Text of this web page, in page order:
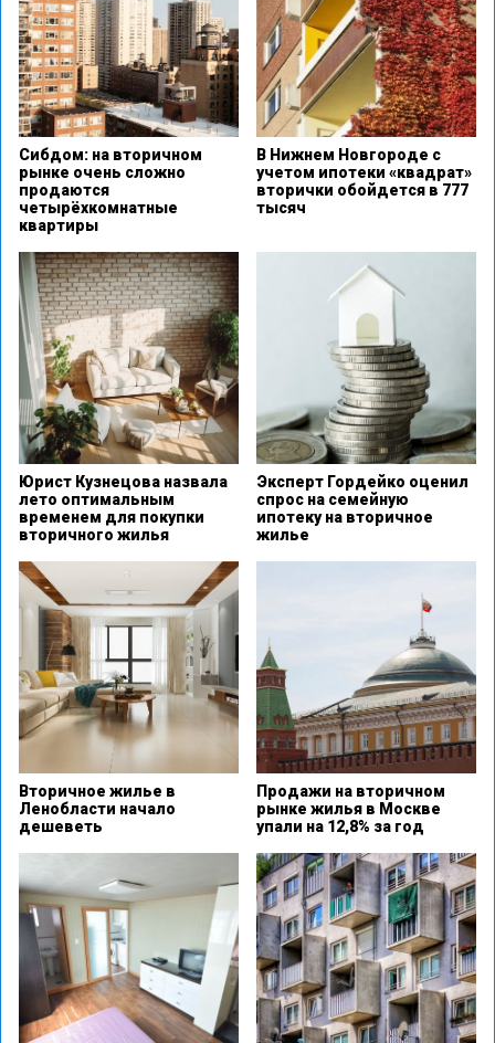
Сибдом: на вторичном
рынке очень сложно
продаются
четырёхкомнатные
квартиры
В Нижнем Новгороде с
учетом ипотеки «квадрат»
вторички обойдется в 777
тысяч
Юрист Кузнецова назвала
лето оптимальным
временем для покупки
вторичного жилья
Эксперт Гордейко оценил
спрос на семейную
ипотеку на вторичное
жилье
Вторичное жилье в
Ленобласти начало
дешеветь
Продажи на вторичном
рынке жилья в Москве
упали на 12,8% за год